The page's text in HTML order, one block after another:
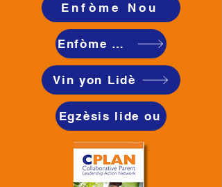
Enfòme Nou
Enfòme Nou
Vin yon Lidè
Egzèsis lide ou